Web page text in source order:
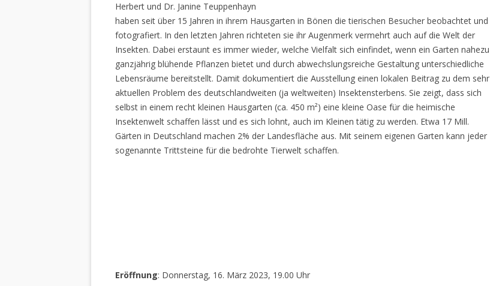
Herbert und Dr. Janine Teuppenhayn
haben seit über 15 Jahren in ihrem Hausgarten in Bönen die tierischen Besucher beobachtet und
fotografiert. In den letzten Jahren richteten sie ihr Augenmerk vermehrt auch auf die Welt der
Insekten. Dabei erstaunt es immer wieder, welche Vielfalt sich einfindet, wenn ein Garten nahezu
ganzjährig blühende Pflanzen bietet und durch abwechslungsreiche Gestaltung unterschiedliche
Lebensräume bereitstellt. Damit dokumentiert die Ausstellung einen lokalen Beitrag zu dem sehr
aktuellen Problem des deutschlandweiten (ja weltweiten) Insektensterbens. Sie zeigt, dass sich
selbst in einem recht kleinen Hausgarten (ca. 450 m²) eine kleine Oase für die heimische
Insektenwelt schaffen lässt und es sich lohnt, auch im Kleinen tätig zu werden. Etwa 17 Mill.
Gärten in Deutschland machen 2% der Landesfläche aus. Mit seinem eigenen Garten kann jeder
sogenannte Trittsteine für die bedrohte Tierwelt schaffen.
Eröffnung: Donnerstag, 16. März 2023, 19.00 Uhr